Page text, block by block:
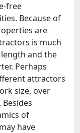
free
Because of
are
is much
and the
Perhaps
attractors
size, over
of
have